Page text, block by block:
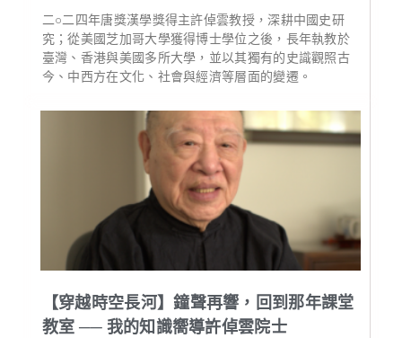
二○二四年唐獎漢學獎得主許倬雲教授，深耕中國史研
究；從美國芝加哥大學獲得博士學位之後，長年執教於
臺灣、香港與美國多所大學，並以其獨有的史識觀照古
今、中西方在文化、社會與經濟等層面的變遷。
【穿越時空長河】鐘聲再響，回到那年課堂
教室 ── 我的知識嚮導許倬雲院士